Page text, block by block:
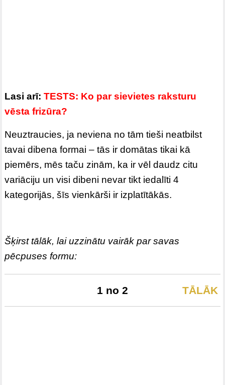
Lasi arī:TESTS: Ko par sievietes raksturu
vēsta frizūra?
Neuztraucies, ja neviena no tām tieši neatbilst
tavai dibena formai – tās ir domātas tikai kā
piemērs, mēs taču zinām, ka ir vēl daudz citu
variāciju un visi dibeni nevar tikt iedalīti 4
kategorijās, šīs vienkārši ir izplatītākās.
Šķirst tālāk, lai uzzinātu vairāk par savas
pēcpuses formu:
TĀLĀK
1 no 2